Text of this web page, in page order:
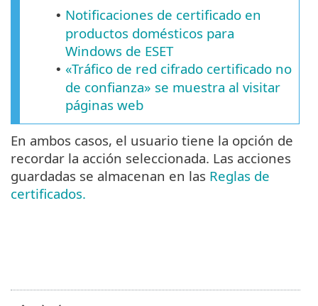
• Notificaciones de certificado en
productos domésticos para
Windows de ESET
• «Tráfico de red cifrado certificado no
de confianza» se muestra al visitar
páginas web
En ambos casos, el usuario tiene la opción de
recordar la acción seleccionada. Las acciones
guardadas se almacenan en las Reglas de
certificados.